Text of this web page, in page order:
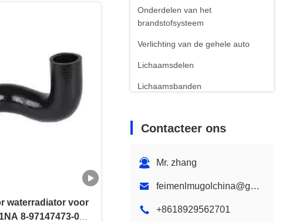
Onderdelen van het
brandstofsysteem
Verlichting van de gehele auto
Lichaamsdelen
Lichaamsbanden
Contacteer ons
Mr. zhang
feimenlmugolchina@gmail.com
+8618929562701
waterradiator voor
8-97147473-0